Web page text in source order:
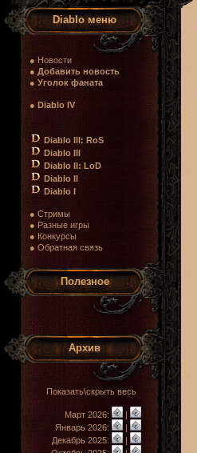
Diablo меню
● Новости
● Добавить новость
● Уголок фаната
● Diablo IV
Diablo III: RoS
Diablo III
Diablo II: LoD
Diablo II
Diablo I
● Стримы
● Разные игры
● Конкурсы
● Обратная связь
Полезное
Архив
Показать\скрыть весь
Март 2026:
|
Январь 2026:
|
Декабрь 2025:
|